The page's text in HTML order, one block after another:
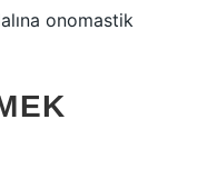
onomastik